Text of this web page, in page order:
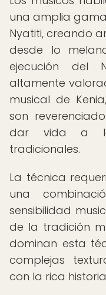
una amplia
Nyatiti, creando
desde lo
ejecución del
altamente
musical de
son
dar vida a
tradicionales.
La técnica
una
sensibilidad
de la tradición
dominan esta
complejas
con la rica